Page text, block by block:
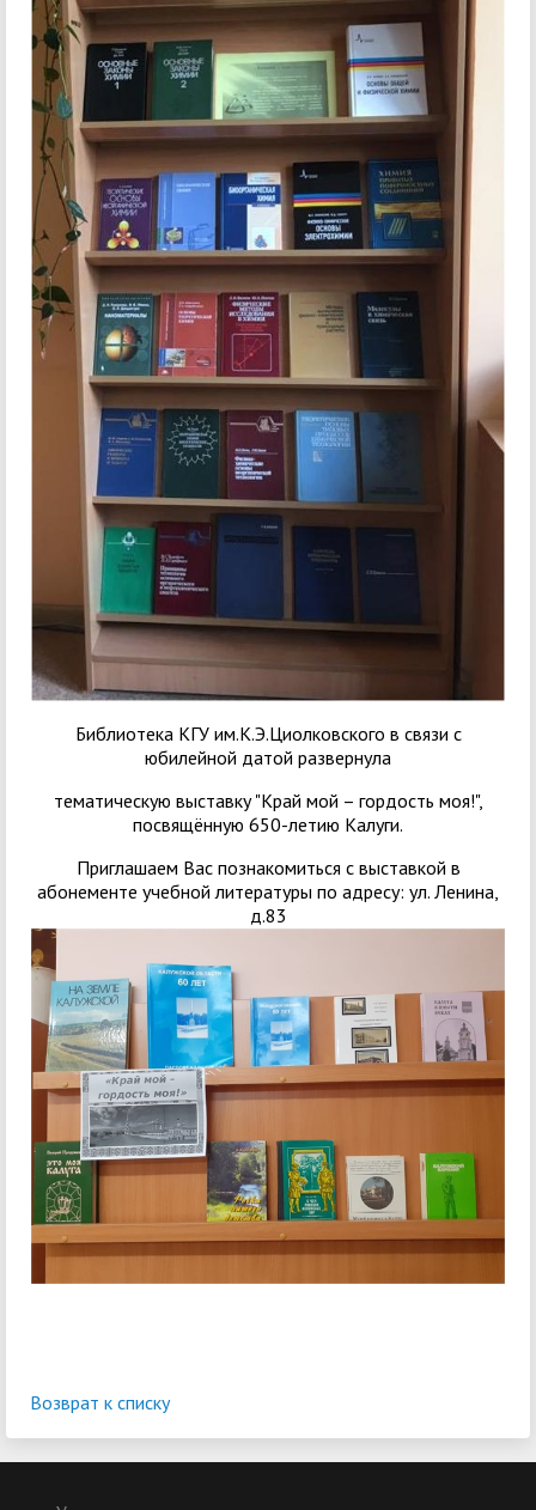
Библиотека КГУ им.К.Э.Циолковского в связи с
юбилейной датой развернула
тематическую выставку "Край мой – гордость моя!",
посвящённую 650-летию Калуги.
Приглашаем Вас познакомиться с выставкой в
абонементе учебной литературы по адресу: ул. Ленина,
д.83
Возврат к списку